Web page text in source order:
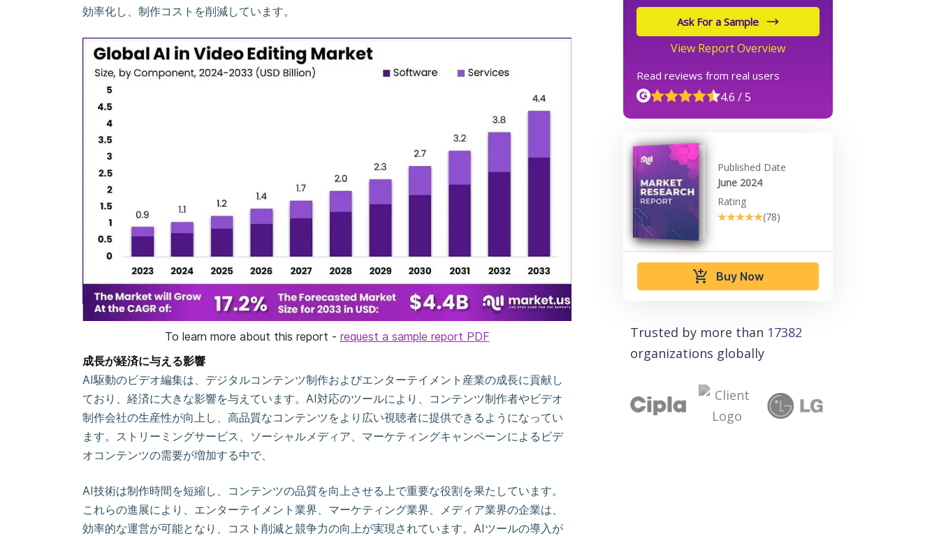
効率化し、制作コストを削減しています。
To learn more about this report - request a sample report PDF
成長が経済に与える影響
AI駆動のビデオ編集は、デジタルコンテンツ制作およびエンターテイメント産業の成長に貢献し
ており、経済に大きな影響を与えています。AI対応のツールにより、コンテンツ制作者やビデオ
制作会社の生産性が向上し、高品質なコンテンツをより広い視聴者に提供できるようになってい
ます。ストリーミングサービス、ソーシャルメディア、マーケティングキャンペーンによるビデ
オコンテンツの需要が増加する中で、
AI技術は制作時間を短縮し、コンテンツの品質を向上させる上で重要な役割を果たしています。
これらの進展により、エンターテイメント業界、マーケティング業界、メディア業界の企業は、
効率的な運営が可能となり、コスト削減と競争力の向上が実現されています。AIツールの導入が
Ask For a Sample
View Report Overview
Read reviews from real users
4.6 / 5
Published Date
June 2024
Rating
★★★★★
★★★★★(78)
add_shopping_cart Buy Now
Trusted by more than 17382
organizations globally